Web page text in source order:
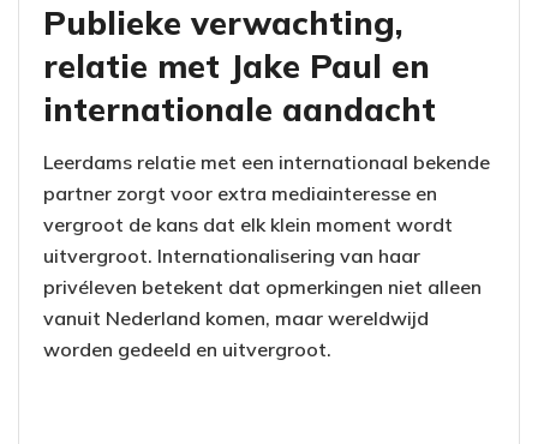
Publieke verwachting,
relatie met Jake Paul en
internationale aandacht
Leerdams relatie met een internationaal bekende
partner zorgt voor extra mediainteresse en
vergroot de kans dat elk klein moment wordt
uitvergroot. Internationalisering van haar
privéleven betekent dat opmerkingen niet alleen
vanuit Nederland komen, maar wereldwijd
worden gedeeld en uitvergroot.